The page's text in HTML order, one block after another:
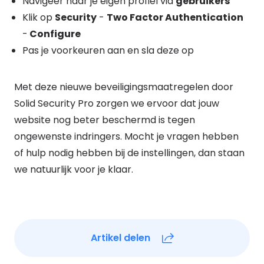
Klik op Security - Two Factor Authentication
- Configure
Pas je voorkeuren aan en sla deze op
Met deze nieuwe beveiligingsmaatregelen door
Solid Security Pro zorgen we ervoor dat jouw
website nog beter beschermd is tegen
ongewenste indringers. Mocht je vragen hebben
of hulp nodig hebben bij de instellingen, dan staan
we natuurlijk voor je klaar.
Artikel delen